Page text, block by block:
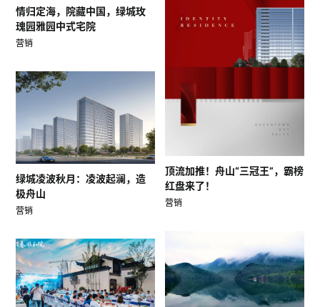
情归定海，院藏中国，绿城玫
瑰园雅园中式宅院
营销
顶流加推！舟山“三冠王”，霸榜
红盘来了！
营销
绿城凌波秋月：凌波起澜，造
极舟山
营销